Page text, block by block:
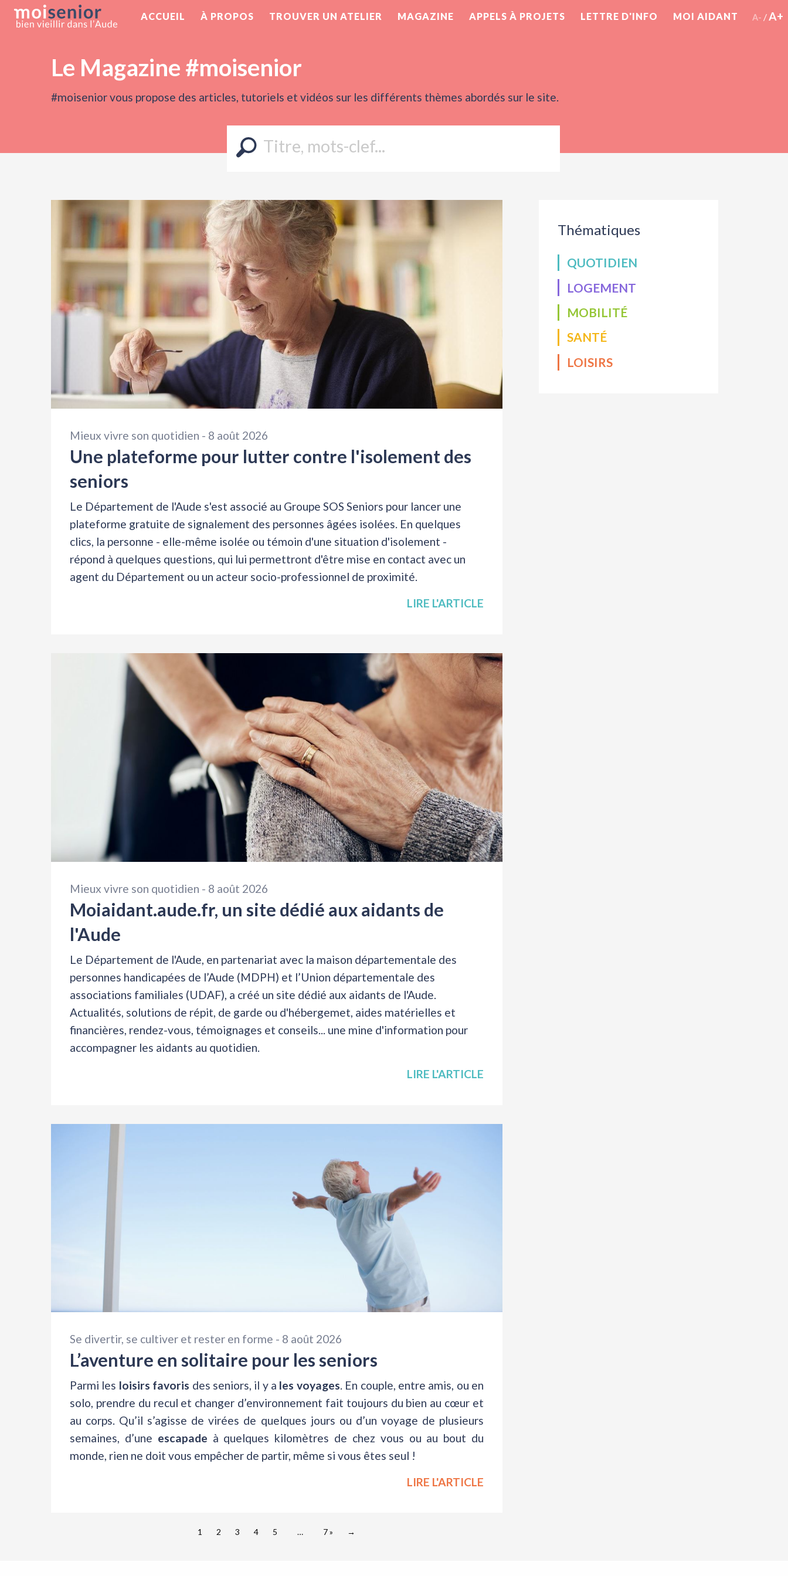
ACCUEIL À PROPOS TROUVER UN ATELIER MAGAZINE APPELS À PROJETS LETTRE D'INFO MOI AIDANT A- / A+
Le Magazine #moisenior
#moisenior vous propose des articles, tutoriels et vidéos sur les différents thèmes abordés sur le site.
Mieux vivre son quotidien - 8 août 2026
Une plateforme pour lutter contre l'isolement des
seniors
Le Département de l'Aude s'est associé au Groupe SOS Seniors pour lancer une
plateforme gratuite de signalement des personnes âgées isolées. En quelques
clics, la personne - elle-même isolée ou témoin d'une situation d'isolement -
répond à quelques questions, qui lui permettront d'être mise en contact avec un
agent du Département ou un acteur socio-professionnel de proximité.
LIRE L'ARTICLE
Mieux vivre son quotidien - 8 août 2026
Moiaidant.aude.fr, un site dédié aux aidants de
l'Aude
Le Département de l'Aude, en partenariat avec la maison départementale des
personnes handicapées de l’Aude (MDPH) et l’Union départementale des
associations familiales (UDAF), a créé un site dédié aux aidants de l'Aude.
Actualités, solutions de répit, de garde ou d'hébergemet, aides matérielles et
financières, rendez-vous, témoignages et conseils... une mine d'information pour
accompagner les aidants au quotidien.
LIRE L'ARTICLE
Se divertir, se cultiver et rester en forme - 8 août 2026
L’aventure en solitaire pour les seniors
Parmi les loisirs favoris des seniors, il y a les voyages . En couple, entre amis, ou en
solo, prendre du recul et changer d’environnement fait toujours du bien au cœur et
au corps. Qu’il s’agisse de virées de quelques jours ou d’un voyage de plusieurs
semaines, d’une escapade à quelques kilomètres de chez vous ou au bout du
monde, rien ne doit vous empêcher de partir, même si vous êtes seul !
LIRE L'ARTICLE
1 2 3 4 5 … 7 » →
Thématiques
QUOTIDIEN
LOGEMENT
MOBILITÉ
SANTÉ
LOISIRS